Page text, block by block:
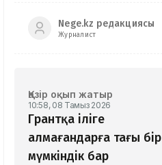
Nege.kz редакциясы
Журналист
Қазір оқып жатыр
10:58, 08 Тамыз 2026
Грантқа іліге
алмағандарға тағы бір
мүмкіндік бар